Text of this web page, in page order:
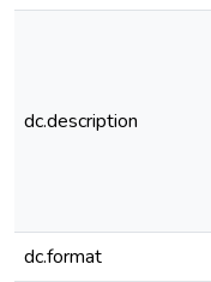
dc.description
dc.format